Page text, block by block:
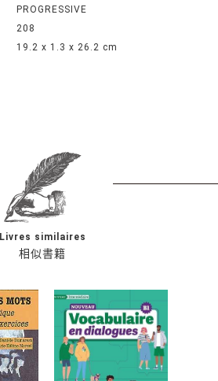
PROGRESSIVE
208
19.2 x 1.3 x 26.2 cm
相似書籍
Livres similaires